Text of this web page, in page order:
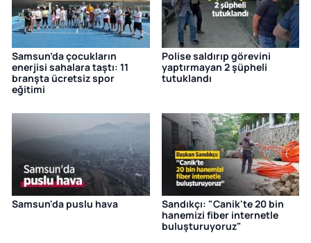
Samsun’da çocukların
enerjisi sahalara taştı: 11
branşta ücretsiz spor
eğitimi
Polise saldırıp görevini
yaptırmayan 2 şüpheli
tutuklandı
Samsun'da puslu hava
Sandıkçı: "Canik'te 20 bin
hanemizi fiber internetle
buluşturuyoruz"